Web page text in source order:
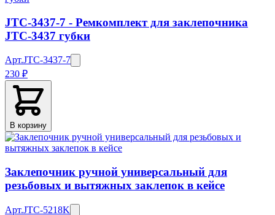
JTC-3437-7 - Ремкомплект для заклепочника
JTC-3437 губки
Арт.JTC-3437-7
230 ₽
В корзину
Заклепочник ручной универсальный для
резьбовых и вытяжных заклепок в кейсе
Арт.JTC-5218K